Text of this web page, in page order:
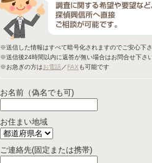
※送信した情報はすべて暗号化されますのでご安心下
※送信後24時間以内に返答が無い場合はお問合せ下さ
※お急ぎの方はお電話 ／FAX も可能です
お名前（偽名でも可)
お住まい地域
ご連絡先(固定または携帯)